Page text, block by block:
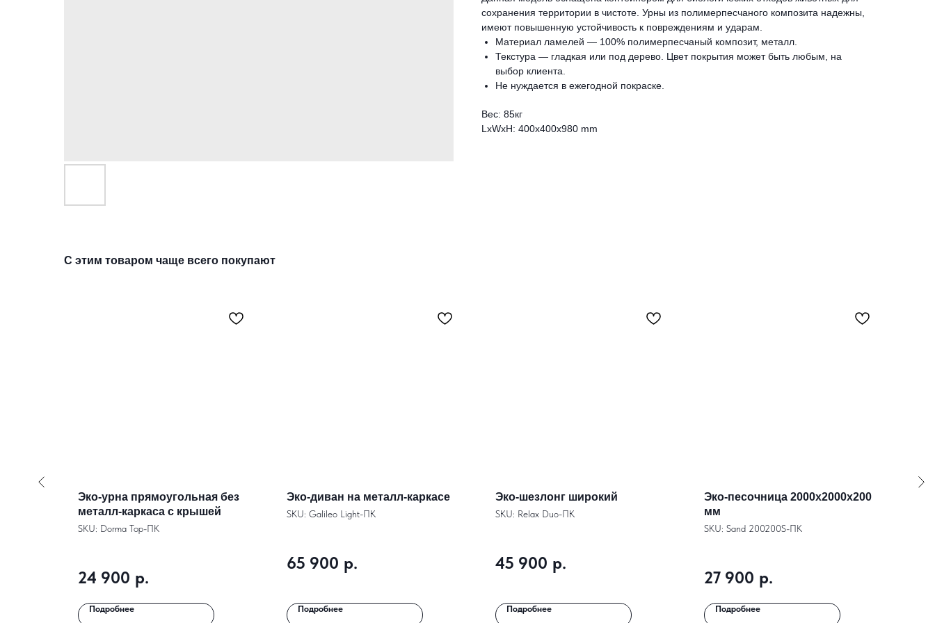
сохранения территории в чистоте. Урны из полимерпесчаного композита надежны,
имеют повышенную устойчивость к повреждениям и ударам.
Материал ламелей — 100% полимерпесчаный композит, металл.
Текстура — гладкая или под дерево. Цвет покрытия может быть любым, на
выбор клиента.
Не нуждается в ежегодной покраске.
Вес: 85кг
LxWxH: 400x400x980 mm
С этим товаром чаще всего покупают
Эко-урна прямоугольная без
металл-каркаса с крышей
SKU: Dorma Top-ПК
24 900 р.
Подробнее
Эко-диван на металл-каркасе
SKU: Galileo Light-ПК
65 900 р.
Подробнее
Эко-шезлонг широкий
SKU: Relax Duo-ПК
45 900 р.
Подробнее
Эко-песочница 2000х2000х200
мм
SKU: Sand 200200S-ПК
27 900 р.
Подробнее